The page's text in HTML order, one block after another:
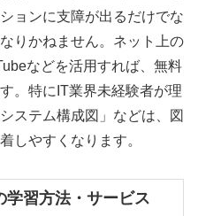
ョンに支障が出るだけでな
りかねません。ネット上の
などを活用すれば、無料
。特にIT業界未経験者が理
ステム構成図」などは、図
しやすくなります。
学習方法・サービス